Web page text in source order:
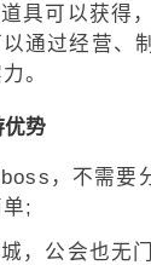
具可以获得
通过经营、
。
优势
，不需要
;
，公会也无